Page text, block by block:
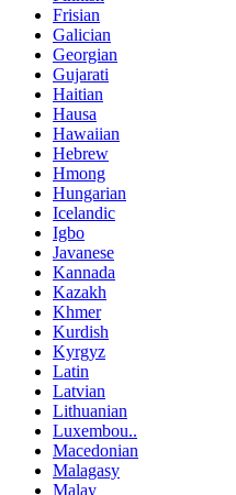
Frisian
Galician
Georgian
Gujarati
Haitian
Hausa
Hawaiian
Hebrew
Hmong
Hungarian
Icelandic
Igbo
Javanese
Kannada
Kazakh
Khmer
Kurdish
Kyrgyz
Latin
Latvian
Lithuanian
Luxembou..
Macedonian
Malagasy
Malay